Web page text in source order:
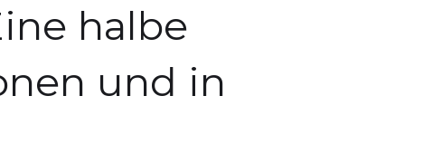
halbe
und in